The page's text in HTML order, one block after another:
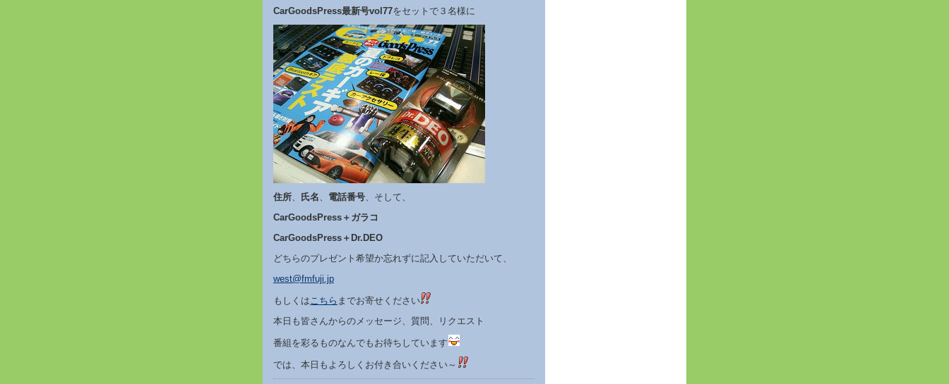
CarGoodsPress最新号vol77をセットで３名様に
住所、 氏名、 電話番号、そして、
CarGoodsPress＋ガラコ
CarGoodsPress ＋Dr.DEO
どちらのプレゼント希望か忘れずに記入していただいて、
west@fmfuji.jp
もしくはこちら までお寄せください
本日も皆さんからのメッセージ、質問、リクエスト
番組を彩るものなんでもお待ちしています
では、本日もよろしくお付き合いください～